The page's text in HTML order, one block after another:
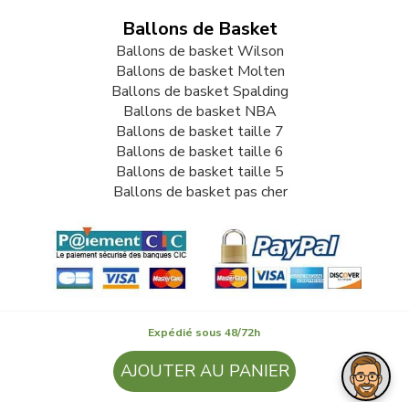
Expédié sous 48/72h
AJOUTER AU PANIER
Ballons de Basket
Ballons de basket Wilson
Ballons de basket Molten
Ballons de basket Spalding
Ballons de basket NBA
Ballons de basket taille 7
Ballons de basket taille 6
Ballons de basket taille 5
Ballons de basket pas cher
© 2009-2026 LB82. Tous droits réservés - ballonbasket.fr -
SARL LB 82 - 13 Rue Louis Delage 44360 VIGNEUX DE
BRETAGNE